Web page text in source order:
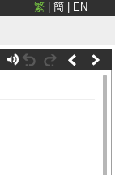
繁 簡 EN